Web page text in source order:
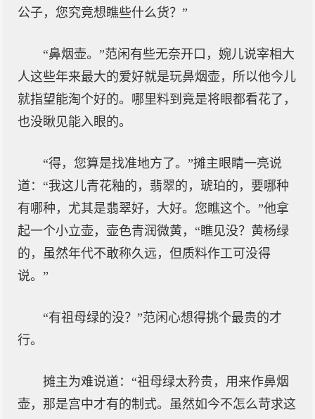
公子，您究竟想瞧些什么货？”
“鼻烟壶。”范闲有些无奈开口，婉儿说宰相大
人这些年来最大的爱好就是玩鼻烟壶，所以他今儿
就指望能淘个好的。哪里料到竟是将眼都看花了，
也没瞅见能入眼的。
“得，您算是找准地方了。”摊主眼睛一亮说
道：“我这儿青花釉的，翡翠的，琥珀的，要哪种
有哪种，尤其是翡翠好，大好。您瞧这个。”他拿
起一个小立壶，壶色青润微黄，“瞧见没？黄杨绿
的，虽然年代不敢称久远，但质料作工可没得
说。”
“有祖母绿的没？”范闲心想得挑个最贵的才
行。
摊主为难说道：“祖母绿太矜贵，用来作鼻烟
壶，那是宫中才有的制式。虽然如今不怎么苛求这